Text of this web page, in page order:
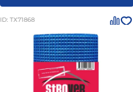
ID: ТХ71868